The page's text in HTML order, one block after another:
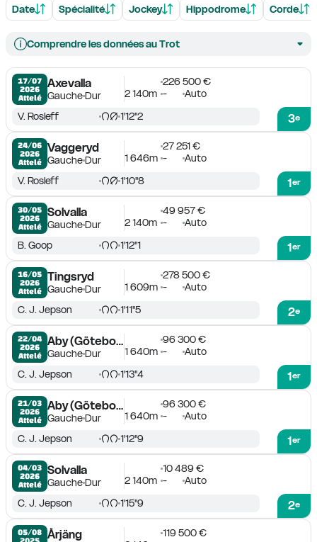
Date Spécialité Jockey Hippodrome Corde
Comprendre les données au Trot
17/07
2026
Attelé
Axevalla
GaucheDur
226 500 €
2 140m - Auto
3e
V. Rosleff 1'12''2
24/06
2026
Attelé
Vaggeryd
GaucheDur
27 251 €
1 646m - Auto
1er
V. Rosleff 1'10''8
30/05
2026
Attelé
Solvalla
GaucheDur
49 957 €
2 140m - Auto
1er
B. Goop 1'12''1
16/05
2026
Attelé
Tingsryd
GaucheDur
278 500 €
1 609m - Auto
2e
C. J. Jepson 1'11''5
22/04
2026
Attelé
Aby (Göteborg)
GaucheDur
96 300 €
1 640m - Auto
1er
C. J. Jepson 1'13''4
21/03
2026
Attelé
Aby (Göteborg)
GaucheDur
96 300 €
1 640m - Auto
1er
C. J. Jepson 1'12''9
04/03
2026
Attelé
Solvalla
GaucheDur
10 489 €
2 140m - Auto
2e
C. J. Jepson 1'15''9
05/08
Årjäng
119 500 €